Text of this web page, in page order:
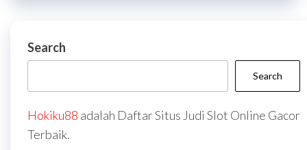
Search
Search
Hokiku88 adalah Daftar Situs Judi Slot Online Gacor
Terbaik.